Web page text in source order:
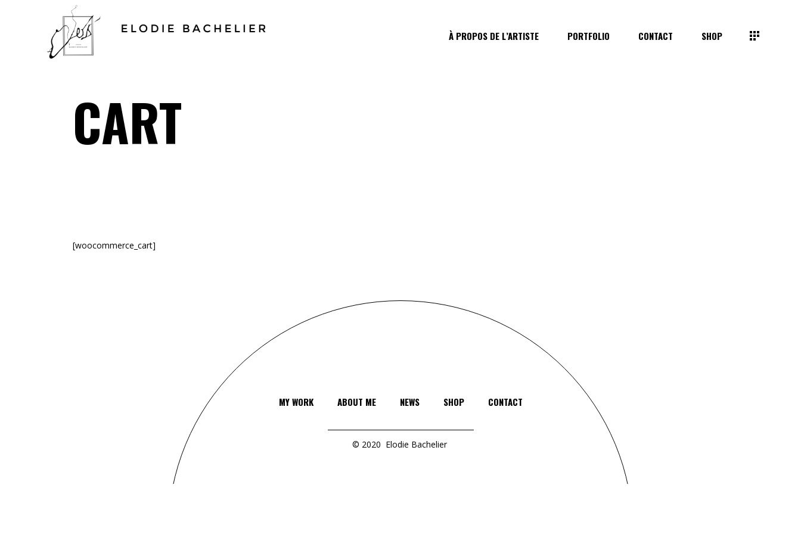
À PROPOS DE L’ARTISTE PORTFOLIO CONTACT SHOP
CART
[woocommerce_cart]
MY WORK ABOUT ME NEWS SHOP CONTACT
© 2020 Elodie Bachelier